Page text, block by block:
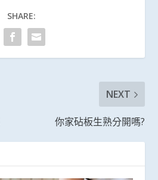
SHARE:
NEXT
你家砧板生熟分開嗎?